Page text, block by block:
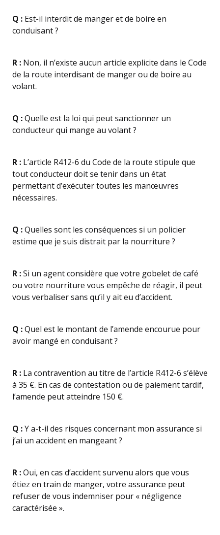
Q : Est-il interdit de manger et de boire en
conduisant ?
R : Non, il n’existe aucun article explicite dans le Code
de la route interdisant de manger ou de boire au
volant.
Q :Quelle est la loi qui peut sanctionner un
conducteur qui mange au volant ?
R : L’article R412-6 du Code de la route stipule que
tout conducteur doit se tenir dans un état
permettant d’exécuter toutes les manœuvres
nécessaires.
Q :Quelles sont les conséquences si un policier
estime que je suis distrait par la nourriture ?
R :Si un agent considère que votre gobelet de café
ou votre nourriture vous empêche de réagir, il peut
vous verbaliser sans qu’il y ait eu d’accident.
Q :Quel est le montant de l’amende encourue pour
avoir mangé en conduisant ?
R : La contravention au titre de l’article R412-6 s’élève
à 35 €. En cas de contestation ou de paiement tardif,
l’amende peut atteindre 150 €.
Q :Y a-t-il des risques concernant mon assurance si
j’ai un accident en mangeant ?
R :Oui, en cas d’accident survenu alors que vous
étiez en train de manger, votre assurance peut
refuser de vous indemniser pour « négligence
caractérisée ».